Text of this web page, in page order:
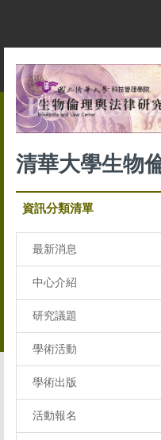
內
容
區
清華大學生物
資訊分類清單
最新消息
中心介紹
研究議題
學術活動
學術出版
活動報名